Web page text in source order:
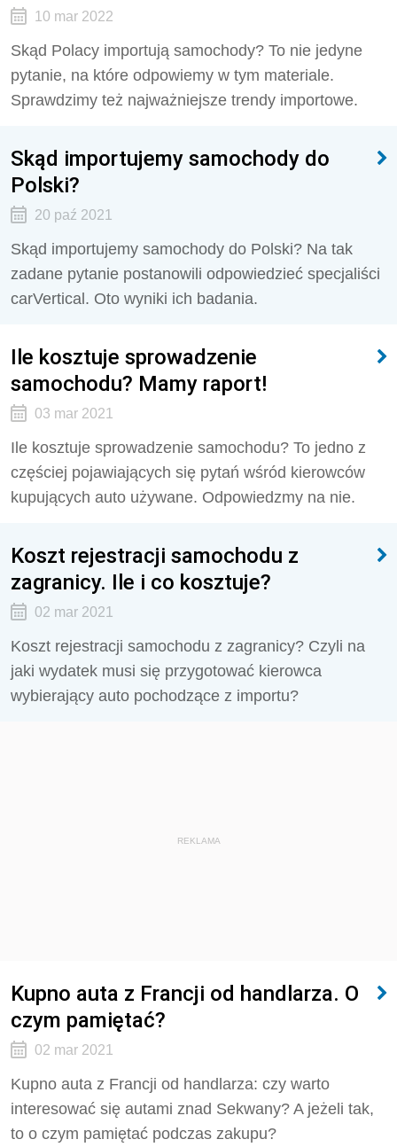
10 mar 2022
Skąd Polacy importują samochody? To nie jedyne
pytanie, na które odpowiemy w tym materiale.
Sprawdzimy też najważniejsze trendy importowe.
Skąd importujemy samochody do
Polski?
20 paź 2021
Skąd importujemy samochody do Polski? Na tak
zadane pytanie postanowili odpowiedzieć specjaliści
carVertical. Oto wyniki ich badania.
Ile kosztuje sprowadzenie
samochodu? Mamy raport!
03 mar 2021
Ile kosztuje sprowadzenie samochodu? To jedno z
częściej pojawiających się pytań wśród kierowców
kupujących auto używane. Odpowiedzmy na nie.
Koszt rejestracji samochodu z
zagranicy. Ile i co kosztuje?
02 mar 2021
Koszt rejestracji samochodu z zagranicy? Czyli na
jaki wydatek musi się przygotować kierowca
wybierający auto pochodzące z importu?
REKLAMA
Kupno auta z Francji od handlarza. O
czym pamiętać?
02 mar 2021
Kupno auta z Francji od handlarza: czy warto
interesować się autami znad Sekwany? A jeżeli tak,
to o czym pamiętać podczas zakupu?